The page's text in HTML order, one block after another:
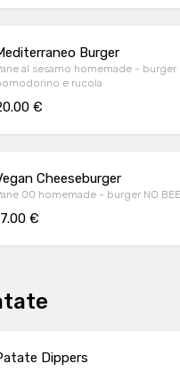
Burger
al sesamo homemade -
e rucola
€
Cheeseburger
00 homemade - burger NO
€
Dippers